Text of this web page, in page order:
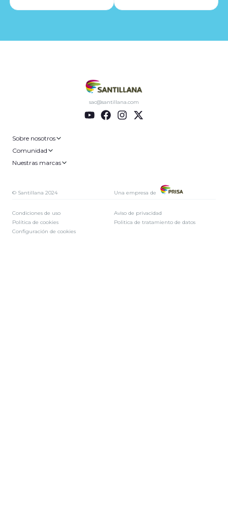
sac@santillana.com
Sobre nosotros
Comunidad
Nuestras marcas
© Santillana 2024 Una empresa de
Condiciones de uso
Política de cookies
Configuración de cookies
Aviso de privacidad
Politica de tratamiento de datos